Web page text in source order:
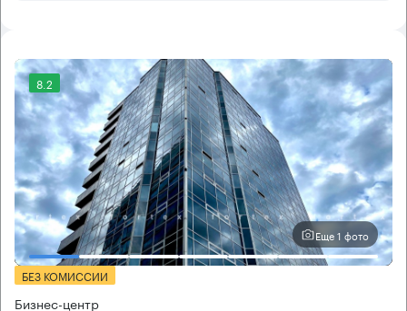
8.2
Еще 1 фото
БЕЗ КОМИССИИ
Бизнес-центр